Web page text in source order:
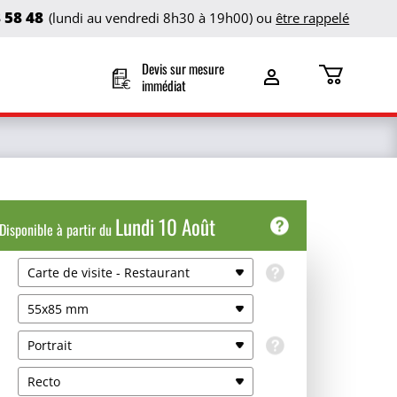
58 48 (lundi au vendredi 8h30 à 19h00) ouêtre rappelé
Devis sur mesure
immédiat
Disponible à partir duLundi 10 Août
Date de livraison
Mar 11 Août Gratuit
Livraison coursier
Carte de visite - Restaurant
55x85 mm
Portrait
Recto